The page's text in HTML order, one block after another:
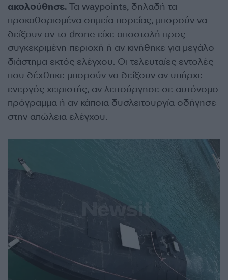
ακολούθησε. Τα waypoints, δηλαδή τα
προκαθορισμένα σημεία πορείας, μπορούν να
δείξουν αν το drone είχε αποστολή προς
συγκεκριμένη περιοχή ή αν κινήθηκε για μεγάλο
διάστημα εκτός ελέγχου. Οι τελευταίες εντολές
που δέχθηκε μπορούν να δείξουν αν υπήρχε
ενεργός χειριστής, αν λειτούργησε σε αυτόνομο
πρόγραμμα ή αν κάποια δυσλειτουργία οδήγησε
στην απώλεια ελέγχου.